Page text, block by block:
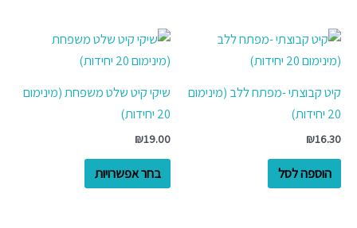
בעמוד
המוצר
קיט קבוצתי -מפתח ללב (מינימום
20 יחידות)
₪16.30
הוספה לסל
שיקי קיט שלט משפחת (מינימום
20 יחידות)
₪19.00
בחר אפשרויות
למוצר
זה
מספר
לבחור
את